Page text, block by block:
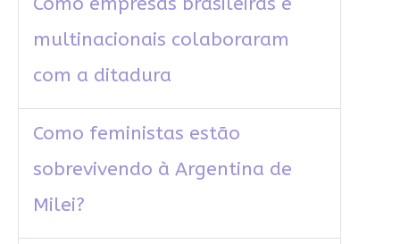
multinacionais colaboraram
com a ditadura
Como feministas estão
sobrevivendo à Argentina de
Milei?